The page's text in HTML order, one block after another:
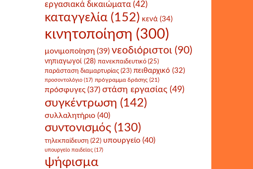
εργασιακά δικαιώματα (42)
καταγγελία (152) κενά (34)
κινητοποίηση (300)
μονιμοποίηση (39) νεοδιόριστοι (90)
νηπιαγωγοί (28) πανεκπαιδευτικό (25)
παράσταση διαμαρτυρίας (23) πειθαρχικό (32)
προσοντολόγιο (17) πρόγραμμα δράσης (21)
πρόσφυγες (37) στάση εργασίας (49)
συγκέντρωση (142)
συλλαλητήριο (40)
συντονισμός (130)
τηλεκπαίδευση (22) υπουργείο (40)
υπουργείο παιδείας (17)
ψήφισμα